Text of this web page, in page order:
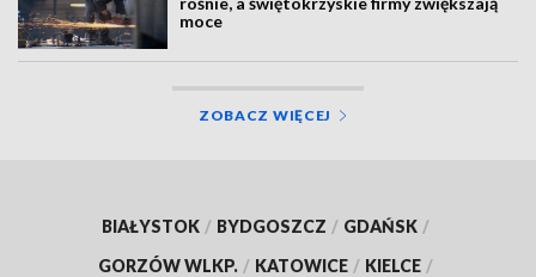
moce
ZOBACZ WIĘCEJ
BIAŁYSTOK / BYDGOSZCZ / GDAŃSK /
GORZÓW WLKP. / KATOWICE / KIELCE /